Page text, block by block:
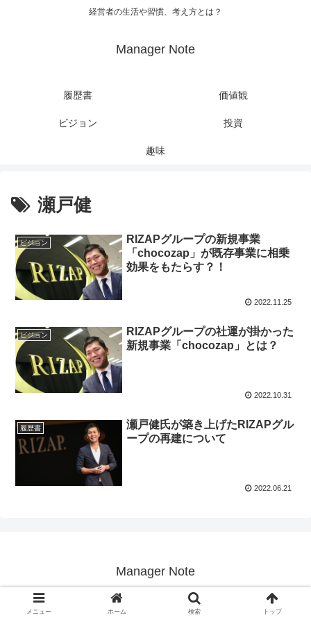
経営者の生活や習慣、考え方とは？
Manager Note
履歴書 価値観
ビジョン 投資
趣味
瀬戸健
ビジョン
RIZAPグループの新規事業
「chocozap」が既存事業に相乗
効果をもたらす？！
2022.11.25
ビジョン
RIZAPグループの社運が掛かった
新規事業「chocozap」とは？
2022.10.31
履歴書
瀬戸健氏が築き上げたRIZAPグル
ープの再建について
2022.06.21
Manager Note
© 2019 Manager Note.
メニュー ホーム 検索 トップ